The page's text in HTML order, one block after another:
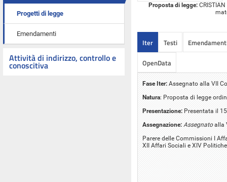
Progetti di legge
Emendamenti
Attività di indirizzo, controllo e
conoscitiva
Proposta di legge:
Iter Testi
OpenData
Fase Iter: Assegnato alla VII
Natura: Proposta di legge
Presentazione: Presentata il
Assegnazione: Assegnatoalla
Parere delle Commissioni I
XII Affari Sociali e XIV